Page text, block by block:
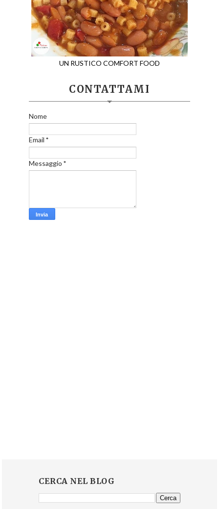
UN RUSTICO COMFORT FOOD
CONTATTAMI
Nome
Email *
Messaggio *
CERCA NEL BLOG